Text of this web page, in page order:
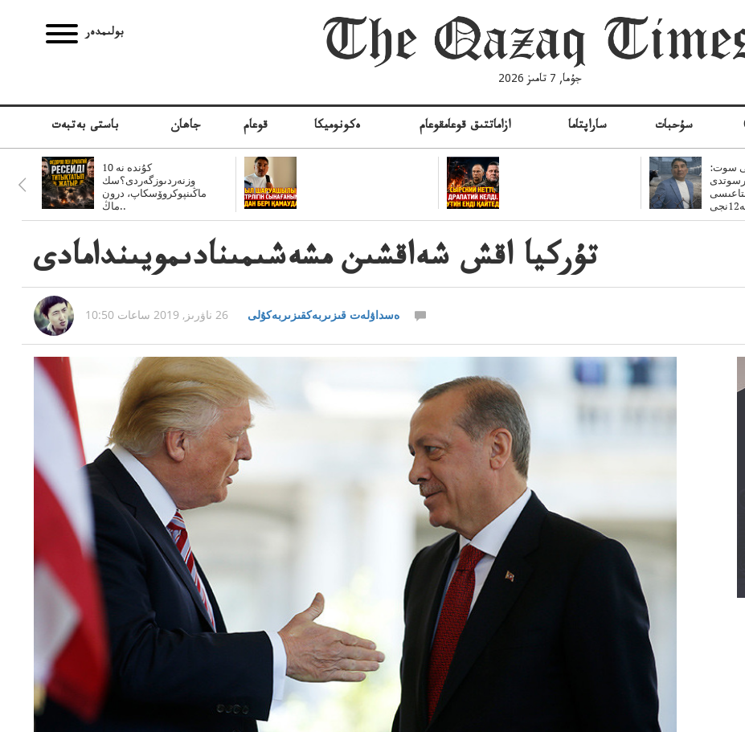
بولىمدەر
جۇما, 7 تامىز 2026
باستى بەتبەت جاھان قوعام ەكونوميكا ازاماتتىق قوعامقوعام ساراپتاما سۇحبات
10 كۇندە نە
وزنەردىوزگەردى؟سك
ماڭىنپوكروۆسكاپ، درون
ماڭ..
سوت:
تۇركيا اقش شەاقشىن مشەشىمىنادىمويىندامادى
ەسداۋلەت قىزىربەكقىزىربەكۇلى 26 ناۋرىز, 2019 ساعات 10:50